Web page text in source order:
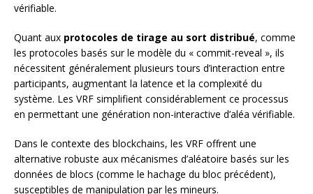
vérifiable.
Quant aux protocoles de tirage au sort distribué, comme
les protocoles basés sur le modèle du « commit-reveal », ils
nécessitent généralement plusieurs tours d’interaction entre
participants, augmentant la latence et la complexité du
système. Les VRF simplifient considérablement ce processus
en permettant une génération non-interactive d’aléa vérifiable.
Dans le contexte des blockchains, les VRF offrent une
alternative robuste aux mécanismes d’aléatoire basés sur les
données de blocs (comme le hachage du bloc précédent),
susceptibles de manipulation par les mineurs.